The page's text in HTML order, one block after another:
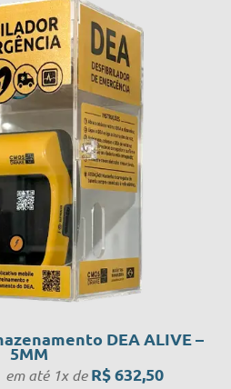
DEA ALIVE –
5MM
em até 1x deR$632,50